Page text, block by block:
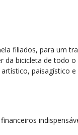
filiados, para um
da bicicleta de todo o
paisagístico